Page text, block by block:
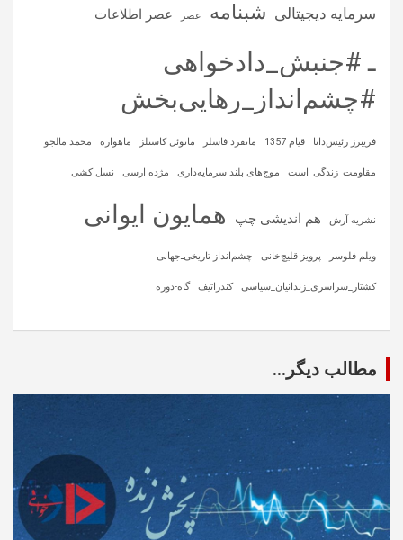
سرمایه‌ دیجیتالی شبنامه عصر عصر اطلاعات
ـ #جنبش_دادخواهی
#چشم‌انداز_رهایی‌بخش
فریبرز رئیس‌دانا قیام 1357 مانفرد فاسلر مانوئل کاستلز ماهواره‌ محمد مالجو
مقاومت_زندگی_است موج‌های بلند سرمایه‌داری مژده ارسی نسل کشی
نشریه آرش هم اندیشی چپ همایون ایوانی
ویلم فلوسر پرویز قلیچ‌خانی چشم‌انداز تاریخی‌ـ‌جهانی
کشتار_سراسری_زندانیان_سیاسی کندراتیف گاه-دوره
مطالب دیگر...